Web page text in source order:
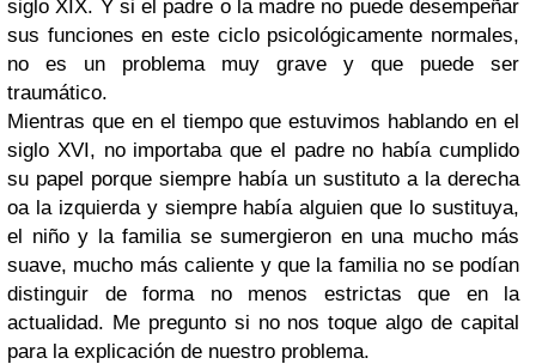
siglo XIX. Y si el padre o la madre no puede desempeñar
sus funciones en este ciclo psicológicamente normales,
no es un problema muy grave y que puede ser
traumático.
Mientras que en el tiempo que estuvimos hablando en el
siglo XVI, no importaba que el padre no había cumplido
su papel porque siempre había un sustituto a la derecha
oa la izquierda y siempre había alguien que lo sustituya,
el niño y la familia se sumergieron en una mucho más
suave, mucho más caliente y que la familia no se podían
distinguir de forma no menos estrictas que en la
actualidad. Me pregunto si no nos toque algo de capital
para la explicación de nuestro problema.